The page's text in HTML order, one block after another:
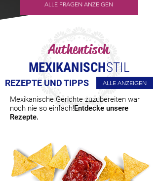
ALLE FRAGEN ANZEIGEN
Authentisch
MEXIKANISCHSTIL
REZEPTE UND TIPPS ALLE ANZEIGEN
Mexikanische Gerichte zuzubereiten war
noch nie so einfach!Entdecke unsere
Rezepte.